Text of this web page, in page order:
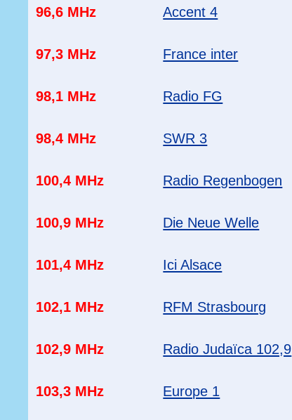
96,6 MHz Accent 4
97,3 MHz France inter
98,1 MHz Radio FG
98,4 MHz SWR 3
100,4 MHz Radio Regenbogen
100,9 MHz Die Neue Welle
101,4 MHz Ici Alsace
102,1 MHz RFM Strasbourg
102,9 MHz Radio Judaïca 102,9
103,3 MHz Europe 1